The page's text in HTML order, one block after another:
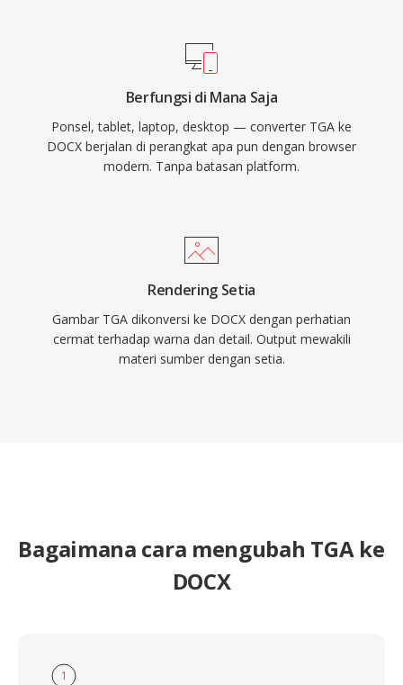
Berfungsi di Mana Saja
Ponsel, tablet, laptop, desktop — converter TGA ke
DOCX berjalan di perangkat apa pun dengan browser
modern. Tanpa batasan platform.
Rendering Setia
Gambar TGA dikonversi ke DOCX dengan perhatian
cermat terhadap warna dan detail. Output mewakili
materi sumber dengan setia.
Bagaimana cara mengubah TGA ke
DOCX
1